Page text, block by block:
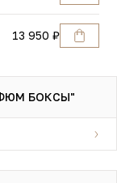
13 950 ₽
БОКСЫ"